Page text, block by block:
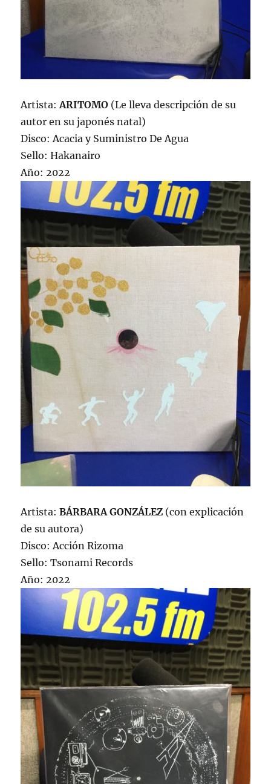
Artista:ARITOMO (Le lleva descripción de su
autor en su japonés natal)
Disco: Acacia y Suministro De Agua
Sello: Hakanairo
Año: 2022
Artista:BÁRBARA GONZÁLEZ (con explicación
de su autora)
Disco: Acción Rizoma
Sello: Tsonami Records
Año: 2022